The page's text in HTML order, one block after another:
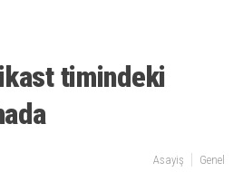
timindeki
Asayiş Genel